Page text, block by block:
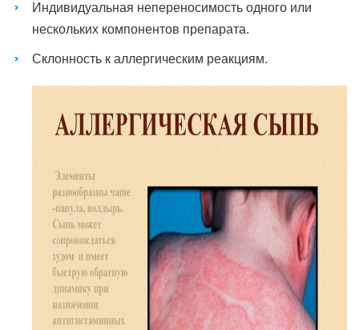
Индивидуальная непереносимость одного или
нескольких компонентов препарата.
Склонность к аллергическим реакциям.